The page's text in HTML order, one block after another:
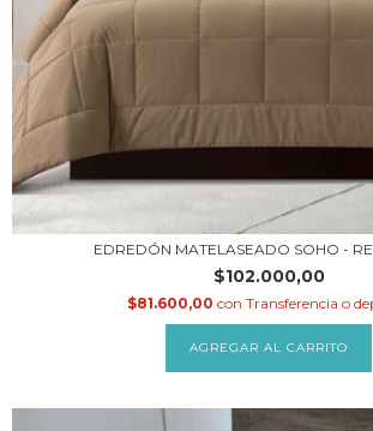
EDREDÓN MATELASEADO SOHO -
$102.000,00
$81.600,00 con Transferencia o
AGREGAR AL CARRITO